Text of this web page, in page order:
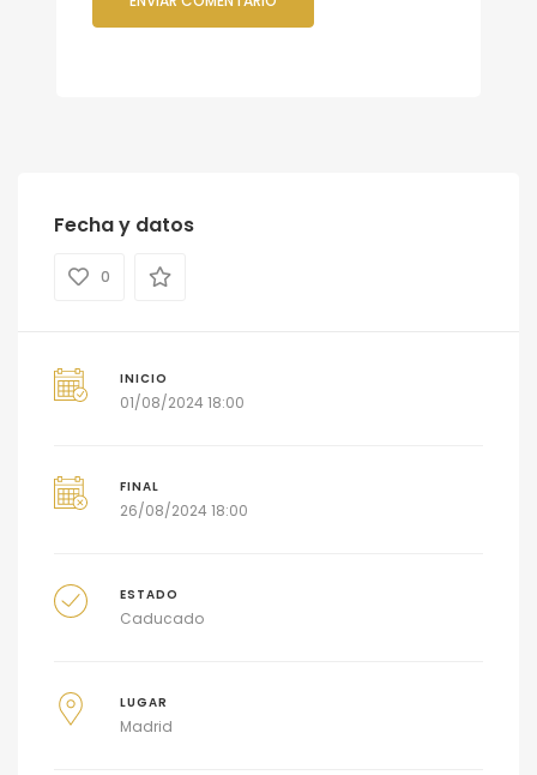
Fecha y datos
0
INICIO
01/08/2024 18:00
FINAL
26/08/2024 18:00
ESTADO
Caducado
LUGAR
Madrid